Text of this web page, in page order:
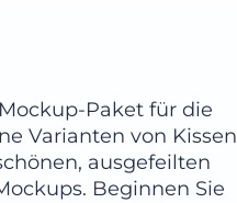
Paket für die
Varianten von Kissen
ausgefeilten
Beginnen Sie